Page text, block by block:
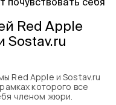
Red Apple
Sostav.ru
Red Apple и Sostav.ru
которого все
членом жюри.